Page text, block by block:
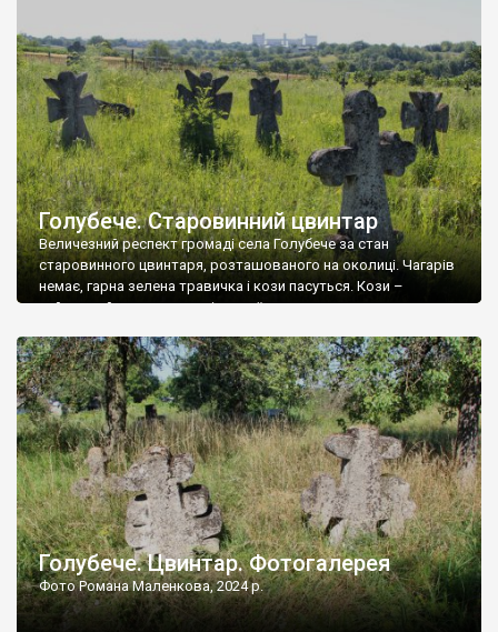
Голубече. Старовинний цвинтар
Величезний респект громаді села Голубече за стан
старовинного цвинтаря, розташованого на околиці. Чагарів
немає, гарна зелена травичка і кози пасуться. Кози –
найкращий регулятор шкідливої, для старих кладовищ,
бруньками, кози ті бруньки обгризають, бо то улюблений
делікатес. На цвинтарі у Голубечому ціла колекція
різноманітних форм хрестів. Село відносно невелике, […]
Голубече. Цвинтар. Фотогалерея
Фото Романа Маленкова, 2024 р.